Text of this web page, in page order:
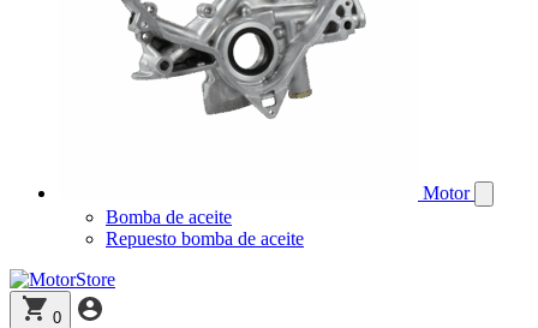
Motor
Bomba de aceite
Repuesto bomba de aceite
0